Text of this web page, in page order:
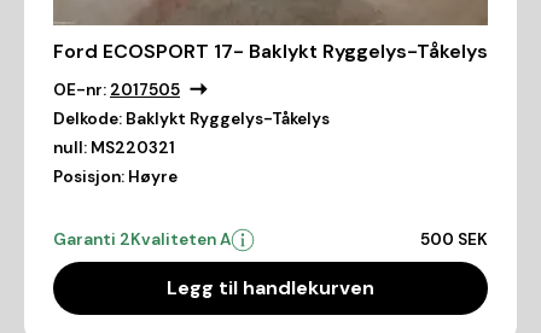
Ford ECOSPORT 17- Baklykt Ryggelys-Tåkelys
OE-nr: 2017505
Delkode: Baklykt Ryggelys-Tåkelys
null: MS220321
Posisjon: Høyre
Garanti 2Kvaliteten A 500 SEK
Legg til handlekurven